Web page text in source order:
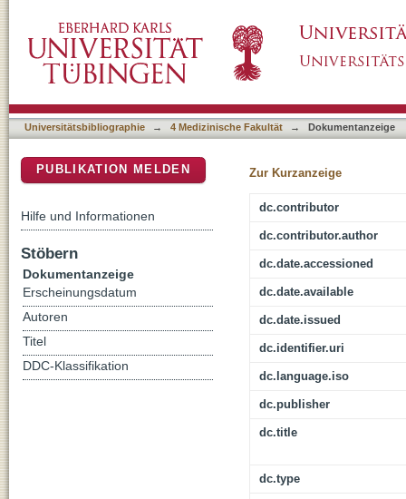
Universitätsbibliographie → 4 Medizinische Fakultät → Dokumentanzeige
Zur Kurzanzeige
dc.contributor
dc.contributor.author
dc.date.accessioned
dc.date.available
dc.date.issued
dc.identifier.uri
dc.language.iso
dc.publisher
dc.title
dc.type
PUBLIKATION MELDEN
Hilfe und Informationen
Stöbern
Dokumentanzeige
Erscheinungsdatum
Autoren
Titel
DDC-Klassifikation